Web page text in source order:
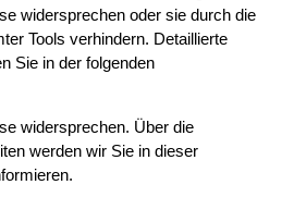
widersprechen oder sie durch die
Tools verhindern. Detaillierte
Sie in der folgenden
widersprechen. Über die
werden wir Sie in dieser